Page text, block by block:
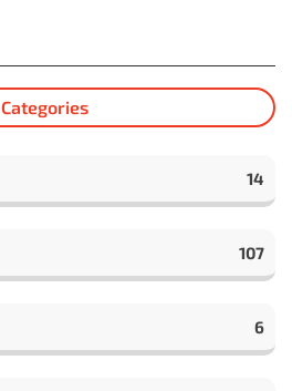
Categories
14
107
6